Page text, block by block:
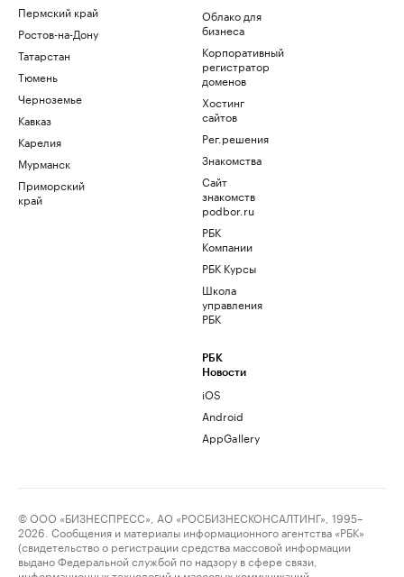
Пермский край
Ростов-на-Дону
Татарстан
Тюмень
Черноземье
Кавказ
Карелия
Мурманск
Приморский
край
Облако для
бизнеса
Корпоративный
регистратор
доменов
Хостинг
сайтов
Рег.решения
Знакомства
Сайт
знакомств
podbor.ru
РБК
Компании
РБК Курсы
Школа
управления
РБК
РБК
Новости
iOS
Android
AppGallery
© ООО «БИЗНЕСПРЕСС», АО «РОСБИЗНЕСКОНСАЛТИНГ», 1995–
2026. Сообщения и материалы информационного агентства «РБК»
(свидетельство о регистрации средства массовой информации
выдано Федеральной службой по надзору в сфере связи,